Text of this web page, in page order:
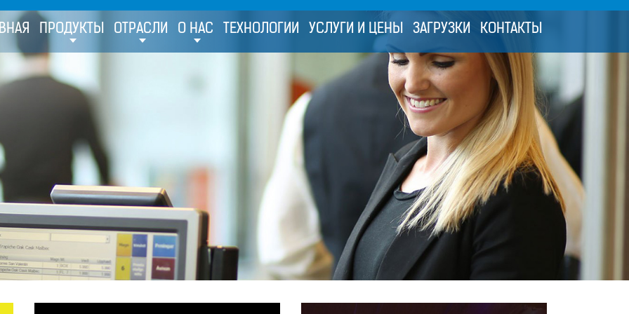
ПРОДУКТЫ ОТРАСЛИ О НАС ТЕХНОЛОГИИ УСЛУГИ И ЦЕНЫ ЗАГРУЗКИ КОНТАКТЫ